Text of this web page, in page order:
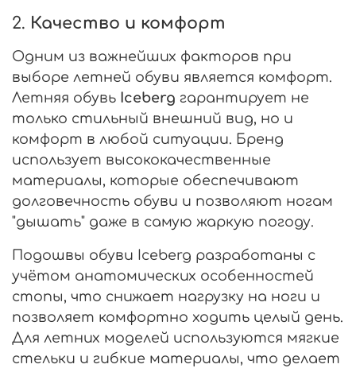
2. Качество и комфорт
Одним из важнейших факторов при
выборе летней обуви является комфорт.
Летняя обувь Iceberg гарантирует не
только стильный внешний вид, но и
комфорт в любой ситуации. Бренд
использует высококачественные
материалы, которые обеспечивают
долговечность обуви и позволяют ногам
"дышать" даже в самую жаркую погоду.
Подошвы обуви Iceberg разработаны с
учётом анатомических особенностей
стопы, что снижает нагрузку на ноги и
позволяет комфортно ходить целый день.
Для летних моделей используются мягкие
стельки и гибкие материалы, что делает